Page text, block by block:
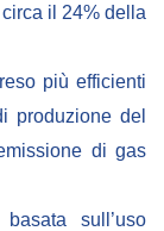
il 24% della
più efficienti
produzione del
di gas
sull’uso